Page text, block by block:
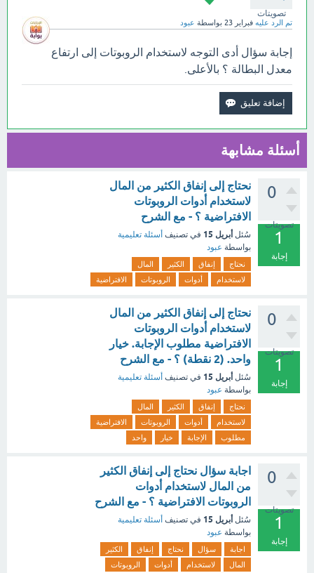
تصويتات
تم الرد عليه فبراير 23 بواسطة عبود
إجابة سؤال أدى التوجه لاستخدام الروبوتات إلى ارتفاع
معدل البطالة ؟ بالأعلى.
أسئلة مشابهة
0
تصويتات
1
إجابة
نحتاج إلى إنفاق الكثير من المال
لاستخدام أدوات الروبوتات
الافتراضية ؟ - مع الشرح
سُئل أبريل 15 في تصنيف أسئلة تعليمية
بواسطة عبود
نحتاج إنفاق الكثير
المال
لاستخدام
أدوات الروبوتات الافتراضية
0
تصويتات
1
إجابة
نحتاج إلى إنفاق الكثير من المال
لاستخدام أدوات الروبوتات
الافتراضية مطلوب الإجابة. خيار
واحد. (2 نقطة) ؟ - مع الشرح
سُئل أبريل 15 في تصنيف أسئلة تعليمية
بواسطة عبود
نحتاج إنفاق الكثير
المال
لاستخدام
أدوات الروبوتات
الافتراضية
مطلوب
الإجابة خيار واحد
0
تصويتات
1
إجابة
اجابة سؤال نحتاج إلى إنفاق الكثير
من المال لاستخدام أدوات
الروبوتات الافتراضية ؟ - مع الشرح
سُئل أبريل 15 في تصنيف أسئلة تعليمية
بواسطة عبود
اجابة سؤال نحتاج إنفاق
الكثير
المال
لاستخدام أدوات
الروبوتات